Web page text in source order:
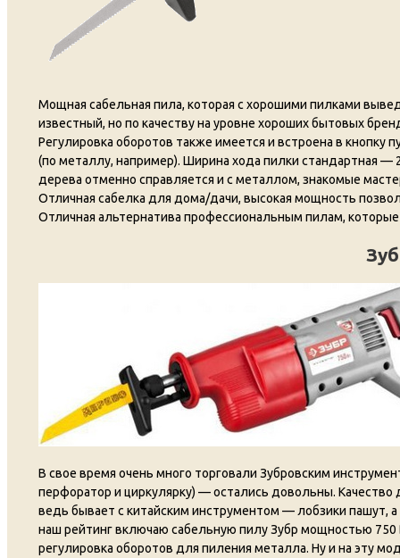
Мощная сабельная пила, которая с хорошими пилками
известный, но по качеству на уровне хороших бытовых
Регулировка оборотов также имеется и встроена в
(по металлу, например). Ширина хода пилки стандартная
дерева отменно справляется и с металлом, знакомые
Отличная сабелка для дома/дачи, высокая мощность
Отличная альтернатива профессиональным пилам,
В свое время очень много торговали Зубровским
перфоратор и циркулярку) — остались довольны. Качество
ведь бывает с китайским инструментом — лобзики пашут,
наш рейтинг включаю сабельную пилу Зубр мощностью 750
регулировка оборотов для пиления металла. Ну и на эту